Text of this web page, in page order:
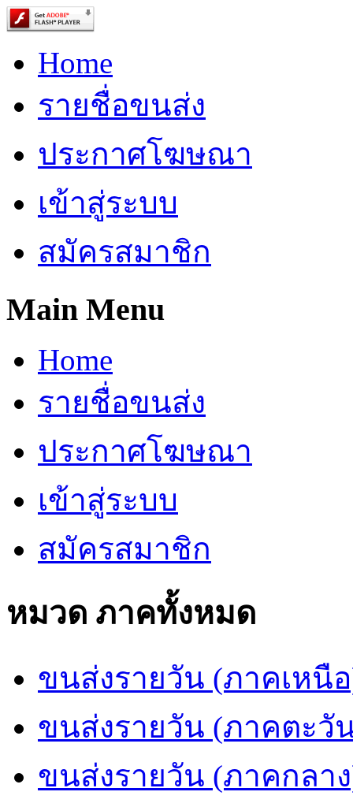
Home
รายชื่อขนส่ง
ประกาศโฆษณา
เข้าสู่ระบบ
สมัครสมาชิก
Main Menu
Home
รายชื่อขนส่ง
ประกาศโฆษณา
เข้าสู่ระบบ
สมัครสมาชิก
หมวด ภาคทั้งหมด
ขนส่งรายวัน (ภาคเหนื
ขนส่งรายวัน (ภาคตะวั
ขนส่งรายวัน (ภาคกลา